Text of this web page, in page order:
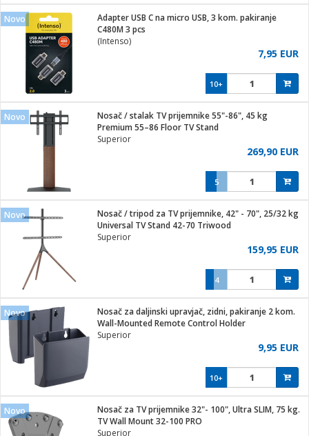
aparati
mesa
kavu
program
pribor
materijal
i oprema
Novo
Adapter USB C na micro USB, 3 kom. pakiranje
C480M 3 pcs
(Intenso)
7,95 EUR
10+
Novo
Nosač / stalak TV prijemnike 55"-86", 45 kg
Premium 55–86 Floor TV Stand
Superior
269,90 EUR
5
Novo
Nosač / tripod za TV prijemnike, 42" - 70", 25/32 kg
Universal TV Stand 42-70 Triwood
Superior
159,95 EUR
4
Novo
Nosač za daljinski upravjač, zidni, pakiranje 2 kom.
Wall-Mounted Remote Control Holder
Superior
9,95 EUR
10+
Novo
Nosač za TV prijemnike 32"- 100", Ultra SLIM, 75 kg.
TV Wall Mount 32-100 PRO
Superior